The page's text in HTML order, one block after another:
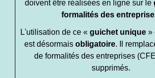
doivent être réalisées en ligne sur le
formalités des
L'utilisation de ce « guichet unique»
est désormais obligatoire. Il
de formalités des entreprises
supprimés.